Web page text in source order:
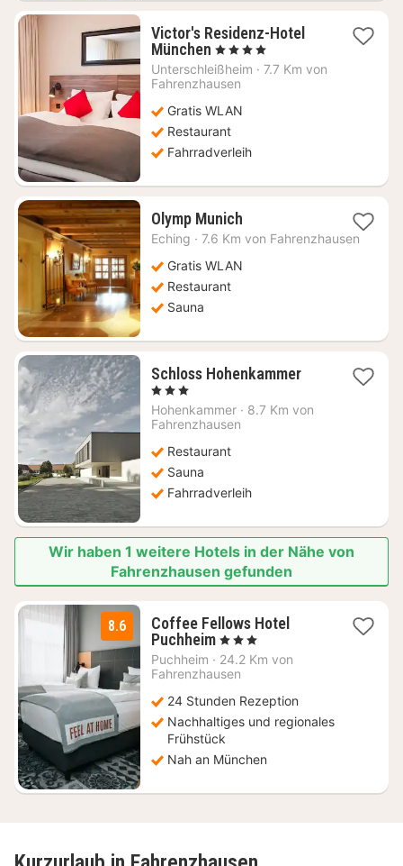
Victor's Residenz-Hotel
München 1
Nacht
ab
€
, 4 Sterne
Unterschleißheim · 7.7 Km von
Fahrenzhausen
Gratis WLAN
Restaurant
Fahrradverleih
Olymp Munich1
Nacht
88,92
Eching · 7.6 Km von Fahrenzhausen
Gratis WLAN
Restaurant
Sauna
Schloss Hohenkammer1
ab
, 3 Sterne
Hohenkammer · 8.7 Km von
Fahrenzhausen
Restaurant
Sauna
Fahrradverleih
Wir haben 1 weitere Hotels in der Nähe von
Fahrenzhausen gefunden
8.6
Coffee Fellows Hotel
Puchheim2
Nächte
ab
€
, 3 Sterne
Puchheim · 24.2 Km von
Fahrenzhausen
24 Stunden Rezeption
Nachhaltiges und regionales
Frühstück
Nah an München